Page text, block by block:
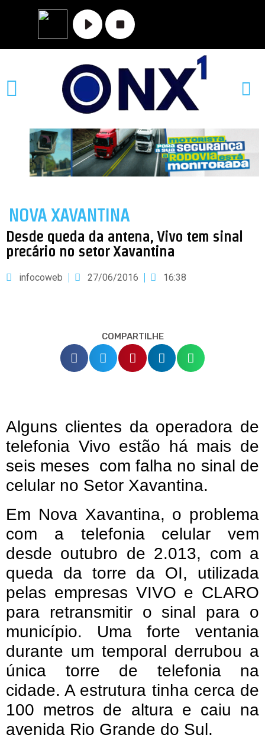
NOVA XAVANTINA
Desde queda da antena, Vivo tem sinal
precário no setor Xavantina
infocoweb 27/06/2016 16:38
COMPARTILHE
Alguns clientes da operadora de
telefonia Vivo estão há mais de
seis meses com falha no sinal de
celular no Setor Xavantina.
Em Nova Xavantina, o problema
com a telefonia celular vem
desde outubro de 2.013, com a
queda da torre da OI, utilizada
pelas empresas VIVO e CLARO
para retransmitir o sinal para o
município. Uma forte ventania
durante um temporal derrubou a
única torre de telefonia na
cidade. A estrutura tinha cerca de
100 metros de altura e caiu na
avenida Rio Grande do Sul.